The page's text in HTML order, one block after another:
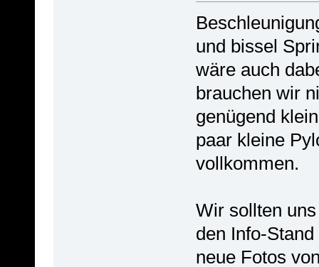
und bissel
wäre auch
brauchen wir
genügend
paar kleine
vollkommen.
Wir sollten
den Info-
neue Fotos